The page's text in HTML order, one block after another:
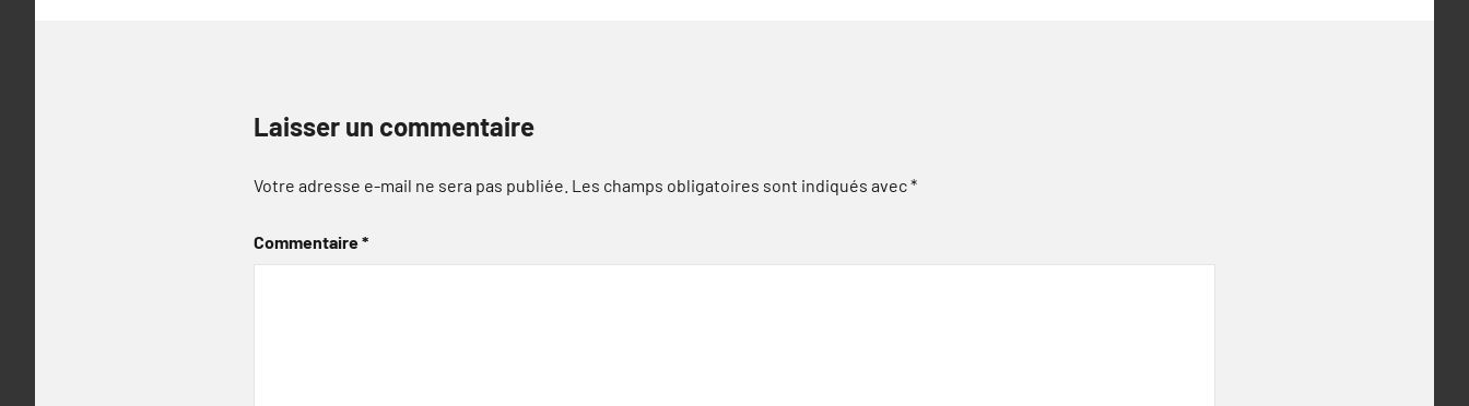
Laisser un commentaire
Votre adresse e-mail ne sera pas publiée. Les champs obligatoires sont indiqués avec*
Commentaire*